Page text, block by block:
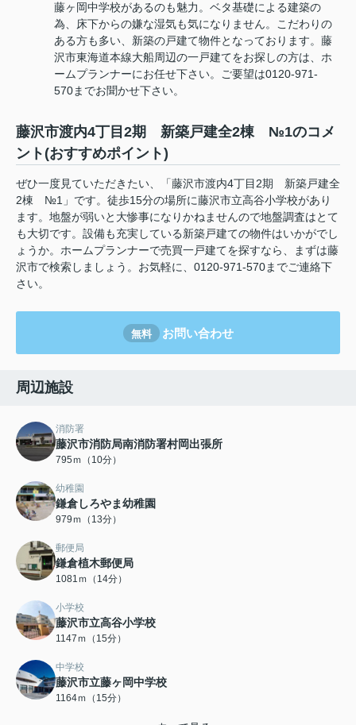
藤ヶ岡中学校があるのも魅力。ベタ基礎による建築の
為、床下からの嫌な湿気も気になりません。こだわりの
ある方も多い、新築の戸建て物件となっております。藤
沢市東海道本線大船周辺の一戸建てをお探しの方は、ホ
ームプランナーにお任せ下さい。ご要望は0120-971-
570までお聞かせ下さい。
藤沢市渡内4丁目2期 新築戸建全2棟 №1のコメ
ント(おすすめポイント)
ぜひ一度見ていただきたい、「藤沢市渡内4丁目2期 新築戸建全
2棟 №1」です。徒歩15分の場所に藤沢市立高谷小学校があり
ます。地盤が弱いと大惨事になりかねませんので地盤調査はとて
も大切です。設備も充実している新築戸建ての物件はいかがでし
ょうか。ホームプランナーで売買一戸建てを探すなら、まずは藤
沢市で検索しましょう。お気軽に、0120-971-570までご連絡下
さい。
無料 お問い合わせ
周辺施設
消防署
藤沢市消防局南消防署村岡出張所
795ｍ（10分）
幼稚園
鎌倉しろやま幼稚園
979ｍ（13分）
郵便局
鎌倉植木郵便局
1081ｍ（14分）
小学校
藤沢市立高谷小学校
1147ｍ（15分）
中学校
藤沢市立藤ヶ岡中学校
1164ｍ（15分）